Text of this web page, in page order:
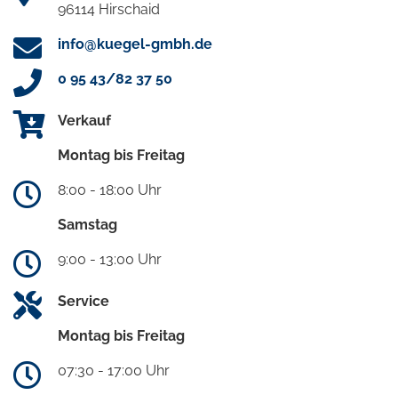
96114 Hirschaid
info@kuegel-gmbh.de
0 95 43/82 37 50
Verkauf
Montag bis Freitag
8:00 - 18:00 Uhr
Samstag
9:00 - 13:00 Uhr
Service
Montag bis Freitag
07:30 - 17:00 Uhr